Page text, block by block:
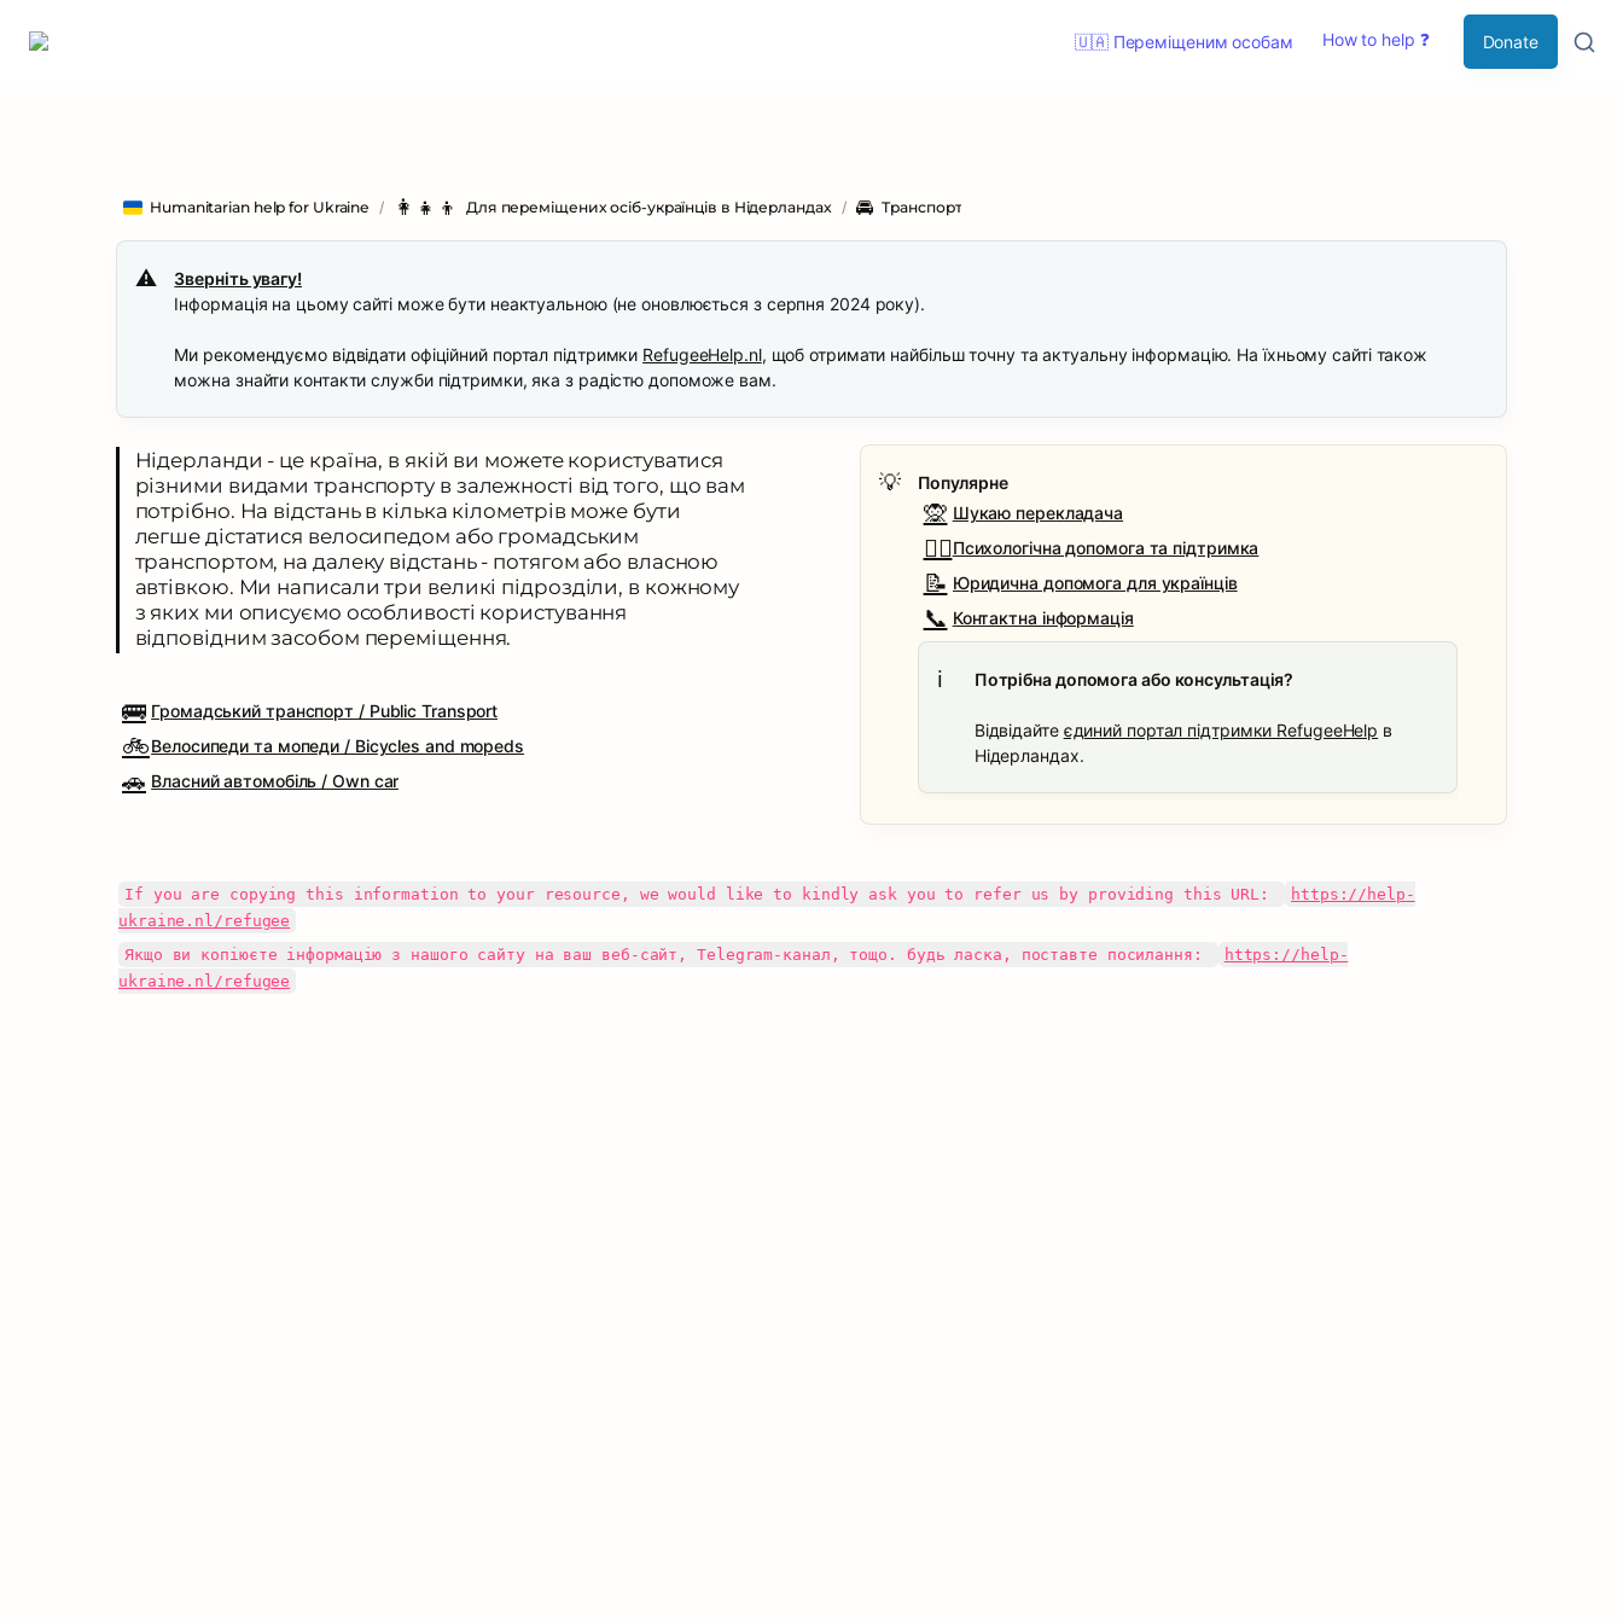
🇺🇦 Переміщеним особам How to help ❓ Donate
Humanitarian help for Ukraine / 👩‍👧‍👦 Для переміщених осіб-українців в Нідерландах / 🚘 Транспорт
⚠️
Зверніть увагу!
Інформація на цьому сайті може бути неактуальною (не оновлюється з серпня 2024 року).
Ми рекомендуємо відвідати офіційний портал підтримки RefugeeHelp.nl, щоб отримати найбільш точну та актуальну інформацію. На їхньому сайті також
можна знайти контакти служби підтримки, яка з радістю допоможе вам.
Нідерланди - це країна, в якій ви можете користуватися
різними видами транспорту в залежності від того, що вам
потрібно. На відстань в кілька кілометрів може бути
легше дістатися велосипедом або громадським
транспортом, на далеку відстань - потягом або власною
автівкою. Ми написали три великі підрозділи, в кожному
з яких ми описуємо особливості користування
відповідним засобом переміщення.
🚌 Громадський транспорт / Public Transport
🚲Велосипеди та мопеди / Bicycles and mopeds
🚗 Власний автомобіль / Own car
💡 Популярне
🙊 Шукаю перекладача
👂🏻Психологічна допомога та підтримка
📝 Юридична допомога для українців
📞 Контактна інформація
ℹ️ Потрібна допомога або консультація?
Відвідайте єдиний портал підтримки RefugeeHelp в
Нідерландах.
If you are copying this information to your resource, we would like to kindly ask you to refer us by providing this URL:
https://help-
ukraine.nl/refugee
Якщо ви копіюєте інформацію з нашого сайту на ваш веб-сайт, Telegram-канал, тощо. будь ласка, поставте посилання:
https://help-
ukraine.nl/refugee